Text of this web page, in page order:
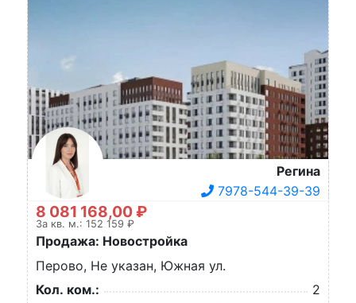
Регина
7978-544-39-39
8 081 168,00 ₽
За кв. м.: 152 159 ₽
Продажа: Новостройка
Перово, Не указан, Южная ул.
Кол. ком.:
2